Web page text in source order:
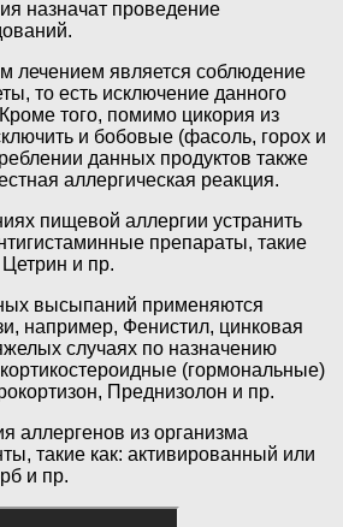
назначат проведение
является соблюдение
то есть исключение данного
того, помимо цикория из
и бобовые (фасоль, горох и
данных продуктов также
аллергическая реакция.
пищевой аллергии устранить
препараты, такие
и пр.
высыпаний применяются
например, Фенистил, цинковая
случаях по назначению
(гормональные)
Преднизолон и пр.
аллергенов из организма
такие как: активированный или
и пр.